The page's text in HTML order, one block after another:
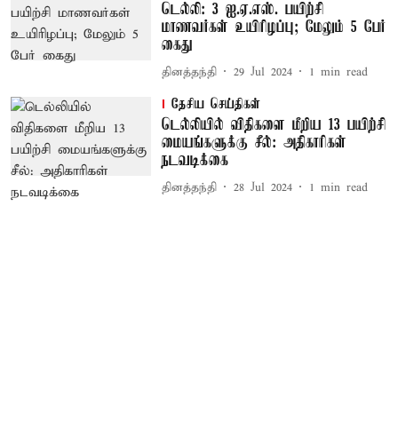
டெல்லி: 3 ஐ.ஏ.எஸ். பயிற்சி
மாணவர்கள் உயிரிழப்பு; மேலும் 5 பேர்
கைது
தினத்தந்தி 29 Jul 2024 1 min read
தேசிய செய்திகள்
டெல்லியில் விதிகளை மீறிய 13 பயிற்சி
மையங்களுக்கு சீல்: அதிகாரிகள்
நடவடிக்கை
தினத்தந்தி 28 Jul 2024 1 min read